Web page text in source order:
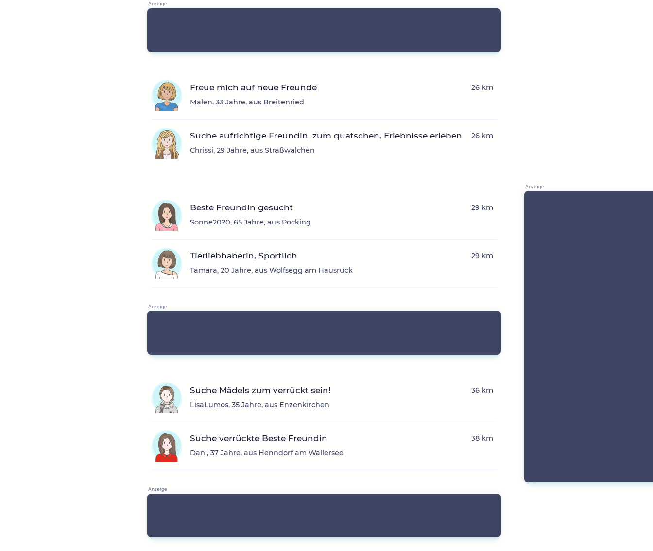
Freue mich auf neue Freunde
Malen, 33 Jahre, aus Breitenried
26 km
Suche aufrichtige Freundin, zum quatschen, Erlebnisse erleben
Chrissi, 29 Jahre, aus Straßwalchen
26 km
Beste Freundin gesucht
Sonne2020, 65 Jahre, aus Pocking
29 km
Tierliebhaberin, Sportlich
Tamara, 20 Jahre, aus Wolfsegg am Hausruck
29 km
Suche Mädels zum verrückt sein!
LisaLumos, 35 Jahre, aus Enzenkirchen
36 km
Suche verrückte Beste Freundin
Dani, 37 Jahre, aus Henndorf am Wallersee
38 km